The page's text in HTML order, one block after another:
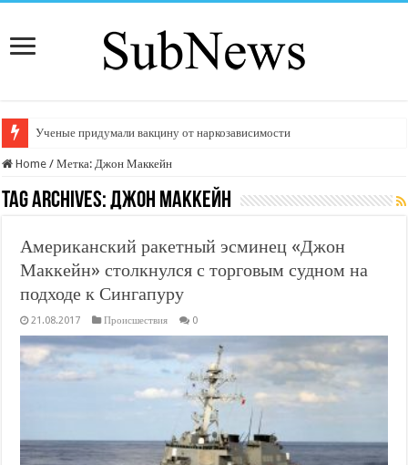
Ученые придумали вакцину от наркозависимости
Home / Метка:Джон Маккейн
Tag Archives:Джон Маккейн
Американский ракетный эсминец «Джон
Маккейн» столкнулся с торговым судном на
подходе к Сингапуру
21.08.2017 Происшествия 0